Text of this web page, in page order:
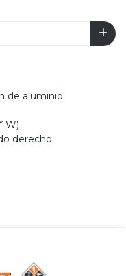
de aluminio
W)
derecho